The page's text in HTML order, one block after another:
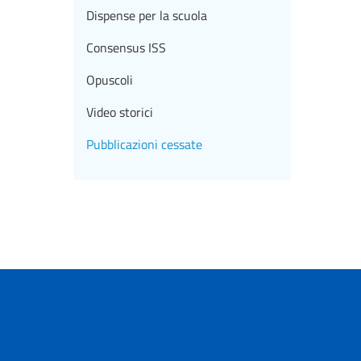
Dispense per la scuola
Consensus ISS
Opuscoli
Video storici
Pubblicazioni cessate